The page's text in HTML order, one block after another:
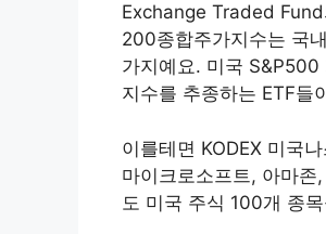
Exchange Traded Fund
200종합주가지수는 국
가지예요. 미국 S&P500
지수를 추종하는 ETF들
이를테면 KODEX 미국
마이크로소프트, 아마
도 미국 주식 100개 종